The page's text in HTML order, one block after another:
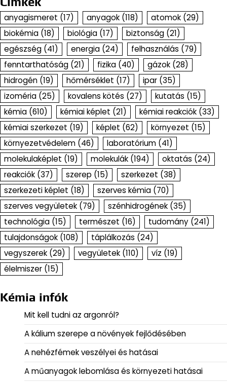
anyagismeret (17) anyagok (118) atomok (29)
biokémia (18) biológia (17) biztonság (21)
egészség (41) energia (24) felhasználás (79)
fenntarthatóság (21) fizika (40) gázok (28)
hidrogén (19) hőmérséklet (17) ipar (35)
izoméria (25) kovalens kötés (27) kutatás (15)
kémia (610) kémiai képlet (21) kémiai reakciók (33)
kémiai szerkezet (19) képlet (62) környezet (15)
környezetvédelem (46) laboratórium (41)
molekulaképlet (19) molekulák (194) oktatás (24)
reakciók (37) szerep (15) szerkezet (38)
szerkezeti képlet (18) szerves kémia (70)
szerves vegyületek (79) szénhidrogének (35)
technológia (15) természet (16) tudomány (241)
tulajdonságok (108) táplálkozás (24)
vegyszerek (29) vegyületek (110) víz (19)
élelmiszer (15)
Kémia infók
Mit kell tudni az argonról?
A kálium szerepe a növények fejlődésében
A nehézfémek veszélyei és hatásai
A műanyagok lebomlása és környezeti hatásai